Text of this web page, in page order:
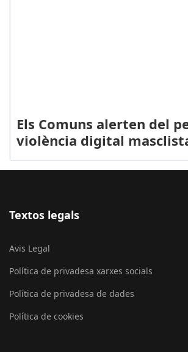
Els Comuns alerten del
violència digital
Textos legals
Avis Legal
Política de privadesa xarxes socials
Política de privadesa de dades
Política de cookies